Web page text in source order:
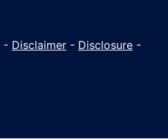
- Disclaimer - Disclosure -